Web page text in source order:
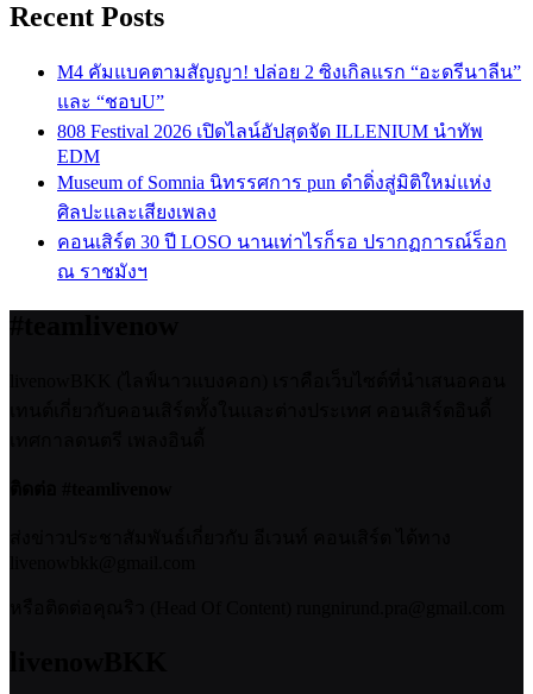
Recent Posts
M4 คัมแบคตามสัญญา! ปล่อย 2 ซิงเกิลแรก “อะดรีนาลีน”
และ “ชอบU”
808 Festival 2026 เปิดไลน์อัปสุดจัด ILLENIUM นำทัพ
EDM
Museum of Somnia นิทรรศการ pun ดำดิ่งสู่มิติใหม่แห่ง
ศิลปะและเสียงเพลง
คอนเสิร์ต 30 ปี LOSO นานเท่าไรก็รอ ปรากฏการณ์ร็อก
ณ ราชมังฯ